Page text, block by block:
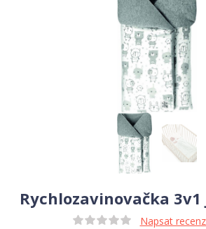
Rychlozavinovačka 3v1
Napsat